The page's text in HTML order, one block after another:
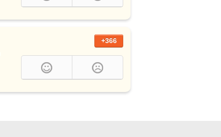
+366